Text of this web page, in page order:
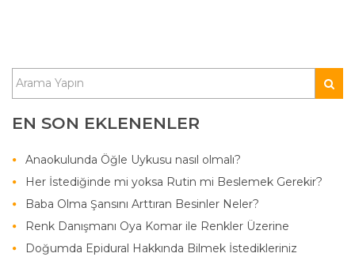
EN SON EKLENENLER
Anaokulunda Öğle Uykusu nasıl olmalı?
Her İstediğinde mi yoksa Rutin mi Beslemek Gerekir?
Baba Olma Şansını Arttıran Besinler Neler?
Renk Danışmanı Oya Komar ile Renkler Üzerine
Doğumda Epidural Hakkında Bilmek İstedikleriniz